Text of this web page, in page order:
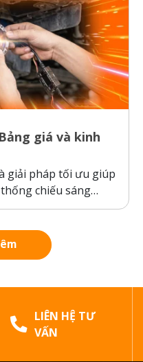
giá và kinh
giải pháp tối ưu giúp
chiếu sáng
an toàn khi di
LIÊN HỆ TƯ
VẤN